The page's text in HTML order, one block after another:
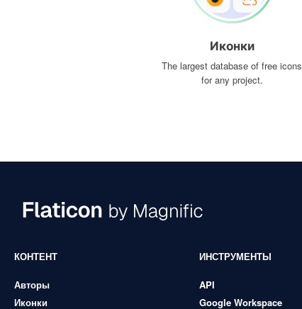
Иконки
The largest database of free icons
for any project.
КОНТЕНТ
Авторы
Иконки
ИНСТРУМЕНТЫ
API
Google Workspace